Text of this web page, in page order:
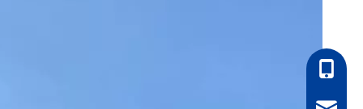
+86 -